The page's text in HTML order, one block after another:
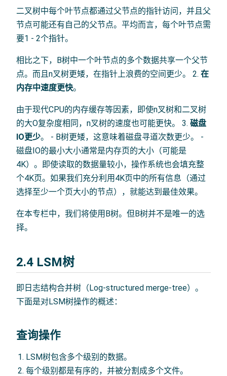
二叉树中每个叶节点都通过父节点的指针访问，并且父
节点可能还有自己的父节点。平均而言，每个叶节点需
要1 - 2个指针。
相比之下，B树中一个叶节点的多个数据共享一个父节
点。而且n叉树更矮，在指针上浪费的空间更少。 2. 在
内存中速度更快。
由于现代CPU的内存缓存等因素，即使n叉树和二叉树
的大O复杂度相同，n叉树的速度也可能更快。 3. 磁盘
IO更少。 - B树更矮，这意味着磁盘寻道次数更少。 -
磁盘IO的最小大小通常是内存页的大小（可能是
4K）。即使读取的数据量较小，操作系统也会填充整
个4K页。如果我们充分利用4K页中的所有信息（通过
选择至少一个页大小的节点），就能达到最佳效果。
在本专栏中，我们将使用B树。但B树并不是唯一的选
择。
2.4 LSM树
即日志结构合并树（Log-structured merge-tree）。
下面是对LSM树操作的概述：
查询操作
LSM树包含多个级别的数据。
每个级别都是有序的，并被分割成多个文件。